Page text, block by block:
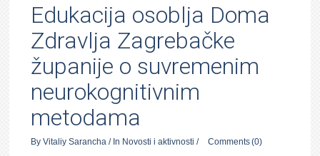
Edukacija osoblja Doma
Zdravlja Zagrebačke
županije o suvremenim
neurokognitivnim
metodama
ByVitaliy Sarancha / In Novosti i aktivnosti / Comments(0)